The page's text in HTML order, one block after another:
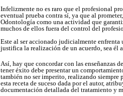
Infelizmente no es raro que el profesional
eventual prueba contra sí, ya que al
Odontología como una actividad que
muchos de ellos fuera del control del
Este al ser accionado judicialmente
justifica la realización de un acuerdo, sea él
Así, hay que concordar con las enseñanzas
tener éxito debe presentar un
también no ser imperito, realizando siempre
esta receta de suceso dada por el autor,
documentación detallada del tratamiento y